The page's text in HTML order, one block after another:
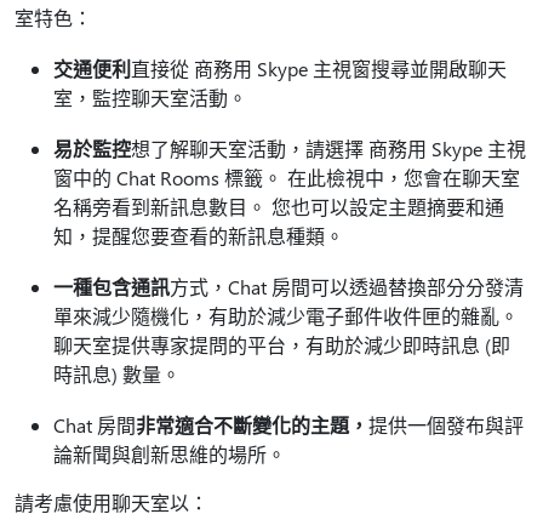
室特色：
交通便利 直接從 商務用 Skype 主視窗搜尋並開啟聊天
室，監控聊天室活動。
易於監控想了解聊天室活動，請選擇 商務用 Skype 主視
窗中的 Chat Rooms 標籤。 在此檢視中，您會在聊天室
名稱旁看到新訊息數目。 您也可以設定主題摘要和通
知，提醒您要查看的新訊息種類。
一種包含通訊方式，Chat 房間可以透過替換部分分發清
單來減少隨機化，有助於減少電子郵件收件匣的雜亂。
聊天室提供專家提問的平台，有助於減少即時訊息 (即
時訊息) 數量。
Chat 房間非常適合不斷變化的主題， 提供一個發布與評
論新聞與創新思維的場所。
請考慮使用聊天室以：